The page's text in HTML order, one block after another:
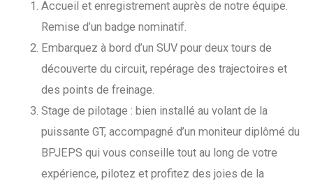
Accueil et enregistrement auprès de notre équipe.
Remise d’un badge nominatif.
Embarquez à bord d’un SUV pour deux tours de
découverte du circuit, repérage des trajectoires et
des points de freinage.
Stage de pilotage : bien installé au volant de la
puissante GT, accompagné d’un moniteur diplômé du
BPJEPS qui vous conseille tout au long de votre
expérience, pilotez et profitez des joies de la